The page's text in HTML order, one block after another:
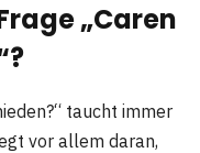
„Caren
taucht immer
vor allem daran,